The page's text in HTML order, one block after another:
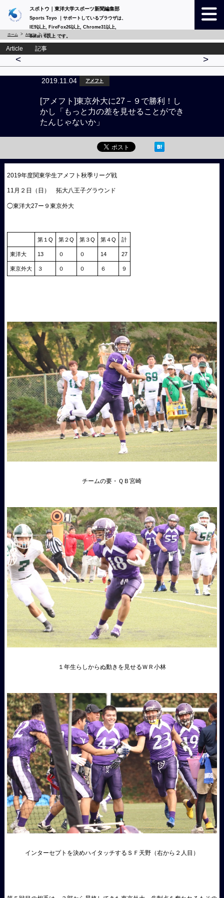
スポトウ｜東洋大学スポーツ新聞編集部
Sports Toyo ｜サポートしているブラウザは、
IE9以上, FireFox26以上, Chrome31以上,
Safari 6以上 です。
ホーム Article 詳細
Article 記事
< >
2019.11.04 アメフト
[アメフト]東京外大に27－９で勝利！し
かし「もっと力の差を見せることができ
たんじゃないか」
2019年度関東学生アメフト秋季リーグ戦
11月２日（日） 拓大八王子グラウンド
◯東洋大27ー９東京外大
第１Q 第２Q 第３Q 第４Q 計
東洋大 13 ０ ０ 14 27
東京外大 ３ ０ ０ ６ ９
チームの要・ＱＢ宮崎
１年生らしからぬ動きを見せるＷＲ小林
インターセプトを決めハイタッチするＳＦ天野（右から２人目）